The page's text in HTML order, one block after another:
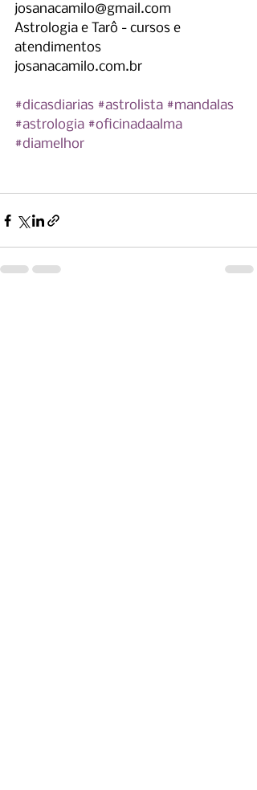
josanacamilo@gmail.com
Astrologia e Tarô - cursos e
atendimentos
josanacamilo.com.br
#dicasdiarias #astrolista #mandalas
#astrologia #oficinadaalma
#diamelhor